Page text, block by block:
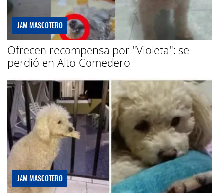
JAM MASCOTERO
Ofrecen recompensa por "Violeta": se
perdió en Alto Comedero
JAM MASCOTERO